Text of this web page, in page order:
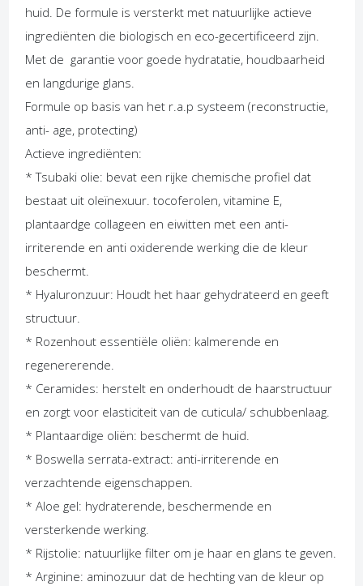
huid. De formule is versterkt met natuurlijke actieve
ingrediënten die biologisch en eco-gecertificeerd zijn.
Met de garantie voor goede hydratatie, houdbaarheid
en langdurige glans.
Formule op basis van het r.a.p systeem (reconstructie,
anti- age, protecting)
Actieve ingrediënten:
* Tsubaki olie: bevat een rijke chemische profiel dat
bestaat uit oleïnexuur. tocoferolen, vitamine E,
plantaardge collageen en eiwitten met een anti-
irriterende en anti oxiderende werking die de kleur
beschermt.
* Hyaluronzuur: Houdt het haar gehydrateerd en geeft
structuur.
* Rozenhout essentiële oliën: kalmerende en
regenererende.
* Ceramides: herstelt en onderhoudt de haarstructuur
en zorgt voor elasticiteit van de cuticula/ schubbenlaag.
* Plantaardige oliën: beschermt de huid.
* Boswella serrata-extract: anti-irriterende en
verzachtende eigenschappen.
* Aloe gel: hydraterende, beschermende en
versterkende werking.
* Rijstolie: natuurlijke filter om je haar en glans te geven.
* Arginine: aminozuur dat de hechting van de kleur op